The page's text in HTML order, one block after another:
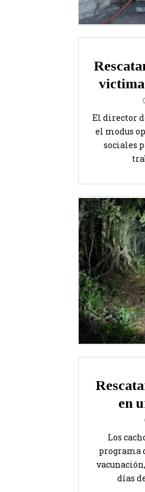
El director
el modus
sociales
en
Los
programa
días